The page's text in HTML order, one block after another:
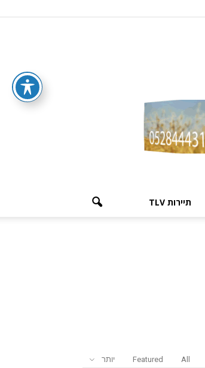
תיירות TLV
All
Featured יותר